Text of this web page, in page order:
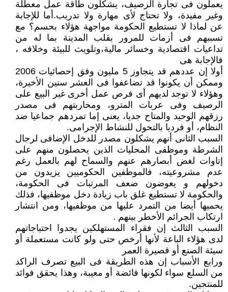
يعملون فى تجارة الرصيف، يشكلون طاقة عمل معطلة
وغير مفيدة، ولا تحتاج لأى مهارة ولا تدريب.أما للإجابة
عن لماذا لا تستطيع الحكومة مواجهة هؤلاء بحسم؟ مع
تسببهم فى أزمات للمرور بقلب المدينة بما له من
تداعيات اقتصادية وخسائر مالية،وتلويث للبيئة وخلافه ،
فالإجابة هى
أولا إن عددهم قد يتجاوز 5 مليون وفق إحصائيات 2006
وممكن أن يكونوا قد تضاعفوا فى العشر سنين الأخيرة،
وهؤلاء لا توجد لديهم أى فرص عمل أخرى غير البيع على
الرصيف وفى عربات المترو، ومحاربتهم فى مصدر
رزقهم الوحيد والمتاح جديا، يعنى إما تمردهم جماعيا ضد
النظام، أو فرديا بالتحول للنشاط الإجرامى.
السبب الثانى أنهم يشكلون مصدر للدخل الإضافى لرجال
الشرطة وموظفى المحليات الذين يحصلون منهم على
إتاوات لغض أبصارهم عنهم والسماح لهم بالعمل رغم
عدم مشروعيته، فالموظفين الحكوميين يزيدون من
دخولهم و يعوضون ضعف المرتبات فى الحكومة،
والحكومة لا تستطيع غلق باب زيادة دخل موظفيها، فذلك
يحميها أيضا من التمرد عليها من موظفيها، ومن انتشار
ارتكاب الجرائم الأخطر بينهم .
السبب الثالث إن فقراء المستهلكين يجدوا احتياجاتهم
لدى هؤلاء الباعة لأنها أرخص حتى ولو كانت مستعملة أو
سيئة الصنع أو قصيرة العمر
ورابع الأسباب إن هذه الطريقة فى البيع تصرف الراكد
من السلع سواء لكونها فائضة أو معيبة، وهذا يحقق فوائد
للمنتجين.